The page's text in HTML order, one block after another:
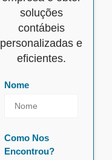
soluções
contábeis
personalizadas e
eficientes.
Nome
Como Nos
Encontrou?